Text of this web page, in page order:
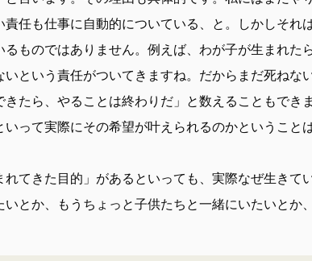
責任も仕事に自動的についている、と。しかしそれ
るものではありません。例えば、わが子が生まれた
いという責任がついてきますね。だからまだ死ねな
きたら、やることは終わりだ」と数えることもでき
いって実際にその希望が叶えられるのかということ
れてきた目的」があるといっても、実際なぜ生き
いとか、もうちょっと子供たちと一緒にいたいとか